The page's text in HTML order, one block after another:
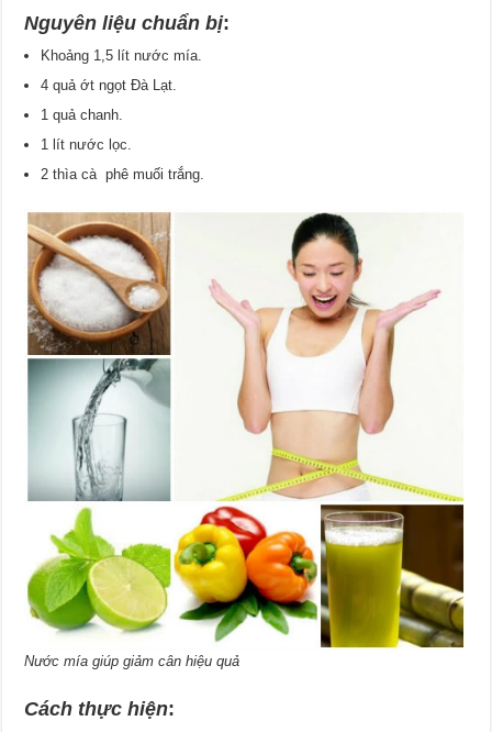
Nguyên liệu chuẩn bị:
Khoảng 1,5 lít nước mía.
4 quả ớt ngọt Đà Lạt.
1 quả chanh.
1 lít nước lọc.
2 thìa cà phê muối trắng.
Nước mía giúp giảm cân hiệu quả
Cách thực hiện: